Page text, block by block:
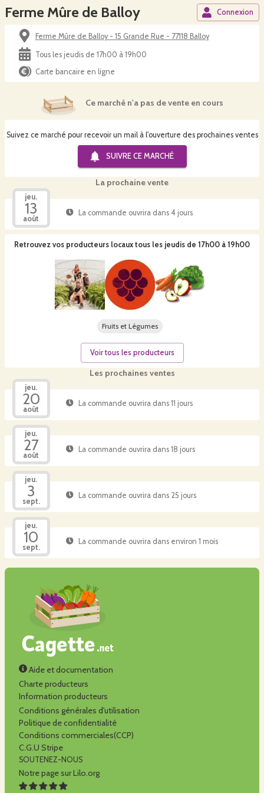
Ferme Mûre de Balloy Connexion
Ferme Mûre de Balloy - 15 Grande Rue - 77118 Balloy
Tous les jeudis de 17h00 à 19h00
Carte bancaire en ligne
Suivez ce marché pour recevoir un mail à l'ouverture des prochaines ventes
SUIVRE CE MARCHÉ
Ce marché n'a pas de vente en cours
La prochaine vente
jeu.
13
août
La commande ouvrira dans 4 jours
Les prochaines ventes
jeu.
20
août
La commande ouvrira dans 11 jours
jeu.
27
août
La commande ouvrira dans 18 jours
jeu.
3
sept.
La commande ouvrira dans 25 jours
jeu.
10
sept.
La commande ouvrira dans environ 1 mois
Retrouvez vos producteurs locaux tous les jeudis de 17h00 à 19h00
Fruits et Légumes
Voir tous les producteurs
Aide et documentation
Charte producteurs
Information producteurs
Conditions générales d'utilisation
Politique de confidentialité
Conditions commerciales(CCP)
C.G.U Stripe
SOUTENEZ-NOUS
Notre page sur Lilo.org